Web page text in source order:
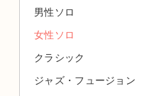
男性ソロ
女性ソロ
クラシック
ジャズ・フュージョン